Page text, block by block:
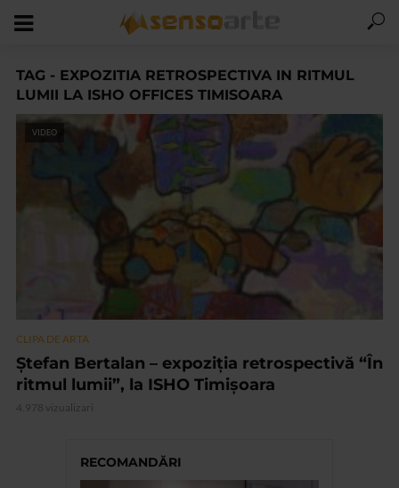
TAG - EXPOZITIA RETROSPECTIVA IN RITMUL
LUMII LA ISHO OFFICES TIMISOARA
VIDEO
CLIPA DE ARTA
Ștefan Bertalan – expoziția retrospectivă “În
ritmul lumii”, la ISHO Timișoara
4.978 vizualizari
RECOMANDĂRI